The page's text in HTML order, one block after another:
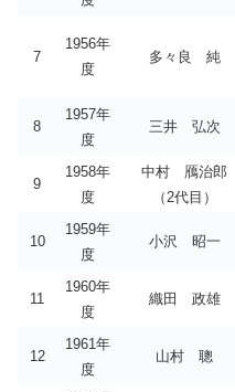
7
1956年
度
多々良 純
8
1957年
度
三井 弘次
9
1958年
度
中村 鴈治郎
（2代目）
10
1959年
度
小沢 昭一
11
1960年
度
織田 政雄
12
1961年
度
山村 聰